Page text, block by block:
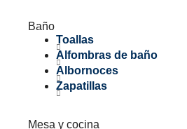
Baño
Toallas
Alfombras de baño
Albornoces
Zapatillas
Mesa y cocina